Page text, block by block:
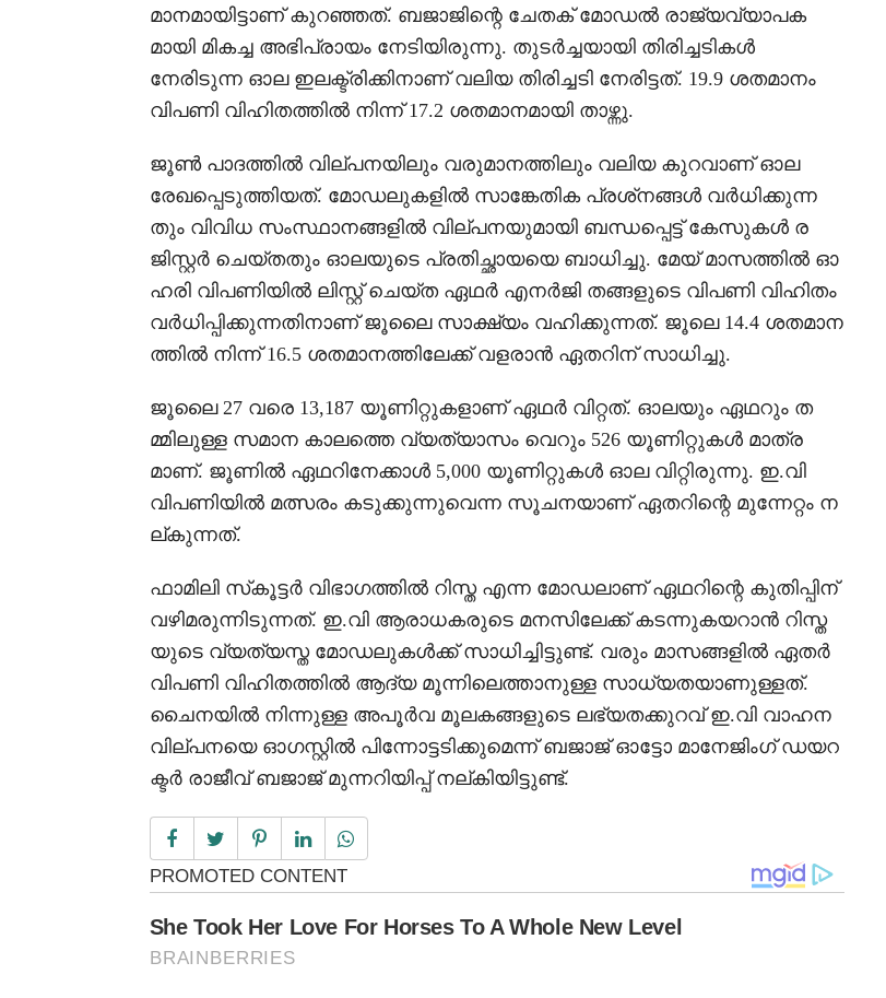
മാനമായിട്ടാണ് കുറഞ്ഞത്. ബജാജിന്റെ ചേതക് മോഡൽ രാജ്യവ്യാപക
മായി മികച്ച അഭിപ്രായം നേടിയിരുന്നു. തുടർച്ചയായി തിരിച്ചടികൾ
നേരിടുന്ന ഓല ഇലക്ട്രിക്കിനാണ് വലിയ തിരിച്ചടി നേരിട്ടത്. 19.9 ശതമാനം
വിപണി വിഹിതത്തിൽ നിന്ന് 17.2 ശതമാനമായി താഴ്ന്നു.
ജൂൺ പാദത്തിൽ വില്പനയിലും വരുമാനത്തിലും വലിയ കുറവാണ് ഓല
രേഖപ്പെടുത്തിയത്. മോഡലുകളിൽ സാങ്കേതിക പ്രശ്‌നങ്ങൾ വർധിക്കുന്ന
തും വിവിധ സംസ്ഥാനങ്ങളിൽ വില്പനയുമായി ബന്ധപ്പെട്ട് കേസുകൾ ര
ജിസ്റ്റർ ചെയ്തതും ഓലയുടെ പ്രതിച്ഛായയെ ബാധിച്ചു. മേയ് മാസത്തിൽ ഓ
ഹരി വിപണിയിൽ ലിസ്റ്റ് ചെയ്ത ഏഥർ എനർജി തങ്ങളുടെ വിപണി വിഹിതം
വർധിപ്പിക്കുന്നതിനാണ് ജൂലൈ സാക്ഷ്യം വഹിക്കുന്നത്. ജൂലെ 14.4 ശതമാന
ത്തിൽ നിന്ന് 16.5 ശതമാനത്തിലേക്ക് വളരാൻ ഏതറിന് സാധിച്ചു.
ജൂലൈ 27 വരെ 13,187 യൂണിറ്റുകളാണ് ഏഥർ വിറ്റത്. ഓലയും ഏഥറും ത
മ്മിലുള്ള സമാന കാലത്തെ വ്യത്യാസം വെറും 526 യൂണിറ്റുകൾ മാത്ര
മാണ്. ജൂണിൽ ഏഥറിനേക്കാൾ 5,000 യൂണിറ്റുകൾ ഓല വിറ്റിരുന്നു. ഇ.വി
വിപണിയിൽ മത്സരം കടുക്കുന്നുവെന്ന സൂചനയാണ് ഏതറിന്റെ മുന്നേറ്റം ന
ല്കുന്നത്.
ഫാമിലി സ്‌കൂട്ടർ വിഭാഗത്തിൽ റിസ്ത എന്ന മോഡലാണ് ഏഥറിന്റെ കുതിപ്പിന്
വഴിമരുന്നിടുന്നത്. ഇ.വി ആരാധകരുടെ മനസിലേക്ക് കടന്നുകയറാൻ റിസ്ത
യുടെ വ്യത്യസ്ത മോഡലുകൾക്ക് സാധിച്ചിട്ടുണ്ട്. വരും മാസങ്ങളിൽ ഏതർ
വിപണി വിഹിതത്തിൽ ആദ്യ മൂന്നിലെത്താനുള്ള സാധ്യതയാണുള്ളത്.
ചൈനയിൽ നിന്നുള്ള അപൂർവ മൂലകങ്ങളുടെ ലഭ്യതക്കുറവ് ഇ.വി വാഹന
വില്പനയെ ഓഗസ്റ്റിൽ പിന്നോട്ടടിക്കുമെന്ന് ബജാജ് ഓട്ടോ മാനേജിംഗ് ഡയറ
ക്ടർ രാജീവ് ബജാജ് മുന്നറിയിപ്പ് നല്കിയിട്ടുണ്ട്.